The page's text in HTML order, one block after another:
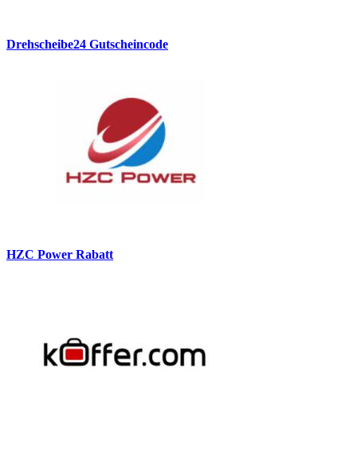
Drehscheibe24 Gutscheincode
HZC Power Rabatt